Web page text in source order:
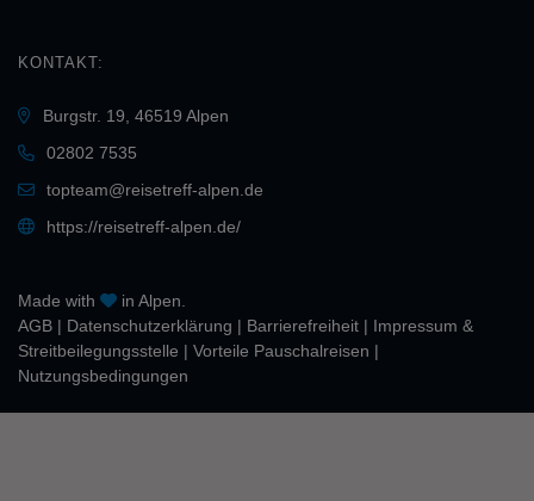
KONTAKT:
Burgstr. 19, 46519 Alpen
02802 7535
topteam@reisetreff-alpen.de
https://reisetreff-alpen.de/
Made with
in Alpen.
AGB | Daten­schutz­erklärung | Barrierefreiheit | Impressum &
Streitbeilegungsstelle | Vorteile Pauschalreisen |
Nutzungsbedingungen